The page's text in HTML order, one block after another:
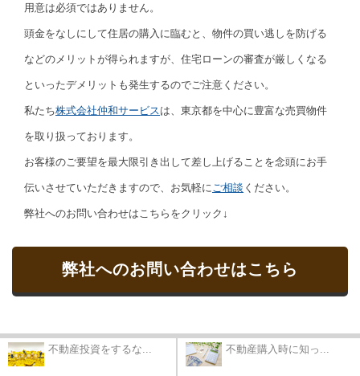
用意は必須ではありません。
頭金をなしにして住居の購入に臨むと、物件の買い逃しを防げる
などのメリットが得られますが、住宅ローンの審査が厳しくなる
といったデメリットも発生するのでご注意ください。
私たち株式会社仲和サービス は、東京都を中心に豊富な売買物件
を取り扱っております。
お客様のご要望を最大限引き出して差し上げることを念頭にお手
伝いさせていただきますので、お気軽に ご相談 ください。
弊社へのお問い合わせはこちらをクリック↓
弊社へのお問い合わせはこちら
不動産投資をするな... 不動産購入時に知っ...